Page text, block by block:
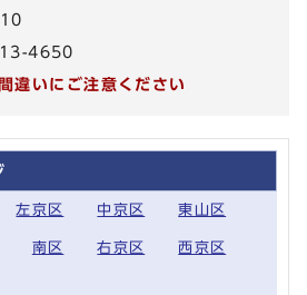
4650
違いにご注意ください
左京区 中京区 東山区
南区 右京区 西京区